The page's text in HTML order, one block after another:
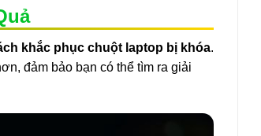
khắc phục chuột laptop bị khóa.
đảm bảo bạn có thể tìm ra giải